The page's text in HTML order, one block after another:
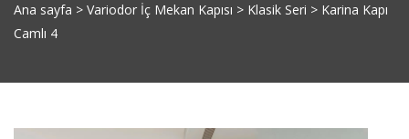
Ana sayfa > Variodor İç Mekan Kapısı > Klasik Seri > Karina Kapı
Camlı 4